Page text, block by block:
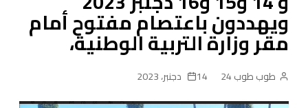
ويهددون باعتصام مفتوح أمام
مقر وزارة التربية الوطنية،
طوب طوب 24 14 دجنبر، 2023